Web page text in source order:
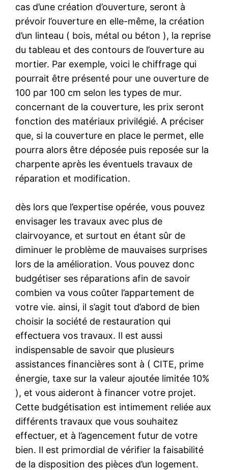
cas d’une création d’ouverture, seront à
prévoir l’ouverture en elle-même, la création
d’un linteau ( bois, métal ou béton ), la reprise
du tableau et des contours de l’ouverture au
mortier. Par exemple, voici le chiffrage qui
pourrait être présenté pour une ouverture de
100 par 100 cm selon les types de mur.
concernant de la couverture, les prix seront
fonction des matériaux privilégié. A préciser
que, si la couverture en place le permet, elle
pourra alors être déposée puis reposée sur la
charpente après les éventuels travaux de
réparation et modification.
dès lors que l’expertise opérée, vous pouvez
envisager les travaux avec plus de
clairvoyance, et surtout en étant sûr de
diminuer le problème de mauvaises surprises
lors de la amélioration. Vous pouvez donc
budgétiser ses réparations afin de savoir
combien va vous coûter l’appartement de
votre vie. ainsi, il s’agit tout d’abord de bien
choisir la société de restauration qui
effectuera vos travaux. Il est aussi
indispensable de savoir que plusieurs
assistances financières sont à ( CITE, prime
énergie, taxe sur la valeur ajoutée limitée 10%
), et vous aideront à financer votre projet.
Cette budgétisation est intimement reliée aux
différents travaux que vous souhaitez
effectuer, et à l’agencement futur de votre
bien. Il est primordial de vérifier la faisabilité
de la disposition des pièces d’un logement.